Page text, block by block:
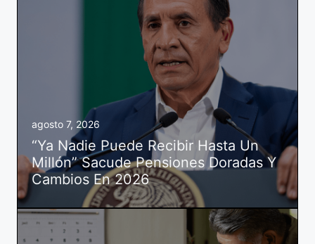
agosto 7, 2026
“Ya Nadie Puede Recibir Hasta Un
Millón” Sacude Pensiones Doradas Y
Cambios En 2026